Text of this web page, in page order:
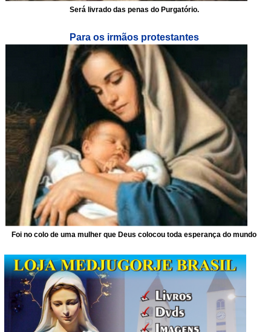
Será livrado das penas do Purgatório.
Para os irmãos protestantes
Foi no colo de uma mulher que Deus colocou toda esperança do mundo